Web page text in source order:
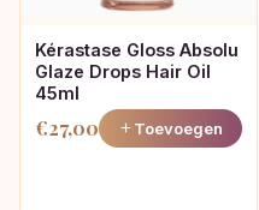
Kérastase Gloss Absolu
Glaze Drops Hair Oil
45ml
€27,00 Toevoegen